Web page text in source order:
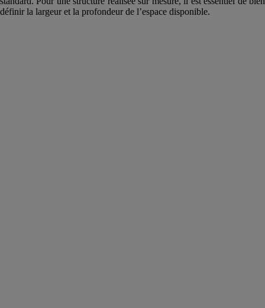
définir la largeur et la profondeur de l’espace disponible.